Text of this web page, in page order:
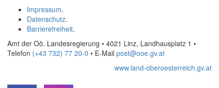
Impressum.
Datenschutz.
Barrierefreiheit.
Amt der Oö. Landesregierung • 4021 Linz, Landhausplatz 1 •
Telefon (+43 732) 77 20-0 • E-Mail post@ooe.gv.at
www.land-oberoesterreich.gv.at